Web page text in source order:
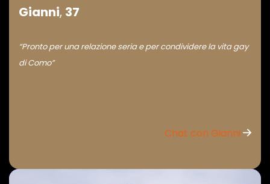
Gianni, 37
“Pronto per una relazione seria e per condividere la vita gay
di Como”
Chat con Gianni